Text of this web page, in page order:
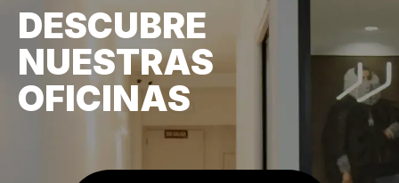
DESCUBRE
NUESTRAS
OFICINAS